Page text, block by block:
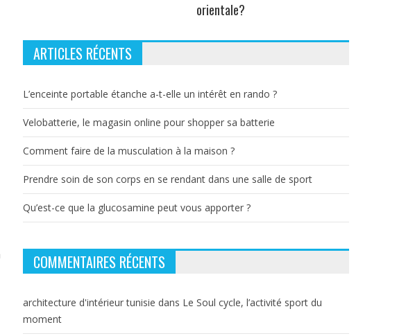
orientale?
ARTICLES RÉCENTS
L’enceinte portable étanche a-t-elle un intérêt en rando ?
Velobatterie, le magasin online pour shopper sa batterie
Comment faire de la musculation à la maison ?
Prendre soin de son corps en se rendant dans une salle de sport
Qu’est-ce que la glucosamine peut vous apporter ?
COMMENTAIRES RÉCENTS
architecture d'intérieur tunisie dans Le Soul cycle, l’activité sport du
moment